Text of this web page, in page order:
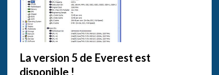
La version 5 de Everest est
disponible !